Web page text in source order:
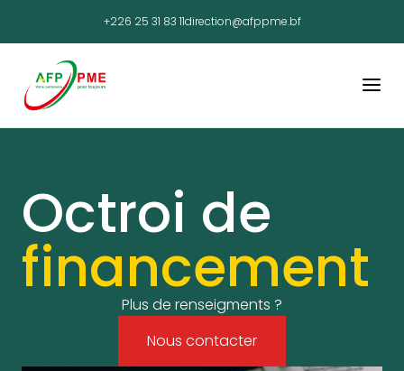
+226 25 31 83 11direction@afppme.bf
Octroi de
financement
Plus de renseigments ?
Nous contacter